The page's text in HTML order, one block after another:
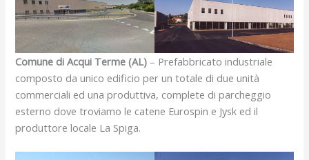
Comune di Acqui Terme (AL) – Prefabbricato industriale
composto da unico edificio per un totale di due unità
commerciali ed una produttiva, complete di parcheggio
esterno dove troviamo le catene Eurospin e Jysk ed il
produttore locale La Spiga.